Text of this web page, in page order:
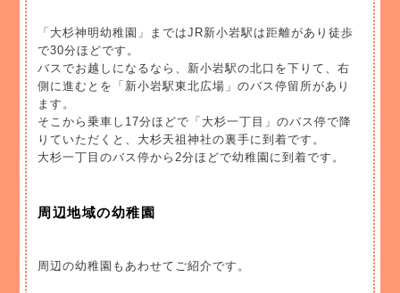
「大杉神明幼稚園」まではJR新小岩駅は距離があり徒歩
で30分ほどです。
バスでお越しになるなら、新小岩駅の北口を下りて、右
側に進むとを「新小岩駅東北広場」のバス停留所があり
ます。
そこから乗車し17分ほどで「大杉一丁目」のバス停で降
りていただくと、大杉天祖神社の裏手に到着です。
大杉一丁目のバス停から2分ほどで幼稚園に到着です。
周辺地域の幼稚園
周辺の幼稚園もあわせてご紹介です。